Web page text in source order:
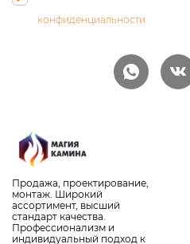
конфиденциальности
Продажа, проектирование,
монтаж. Широкий
ассортимент, высший
стандарт качества.
Профессионализм и
индивидуальный подход к